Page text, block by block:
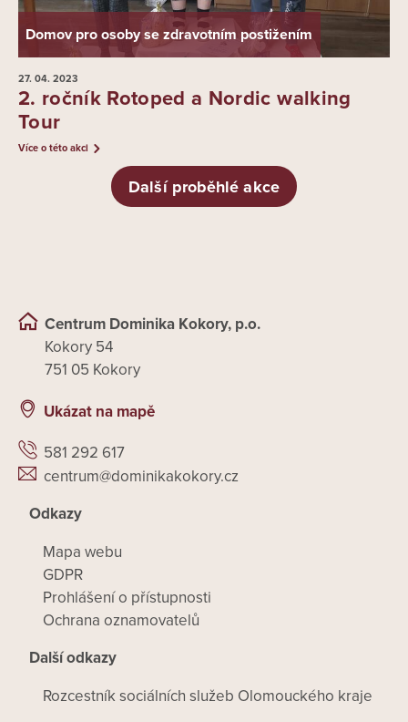
Domov pro osoby se zdravotním postižením
27. 04. 2023
2. ročník Rotoped a Nordic walking
Tour
Více o této akci
Další proběhlé akce
Centrum Dominika Kokory, p.o.
Kokory 54
751 05 Kokory
Ukázat na mapě
581 292 617
centrum@dominikakokory.cz
Odkazy
Mapa webu
GDPR
Prohlášení o přístupnosti
Ochrana oznamovatelů
Další odkazy
Rozcestník sociálních služeb Olomouckého kraje